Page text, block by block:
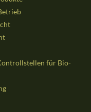
für Bio-